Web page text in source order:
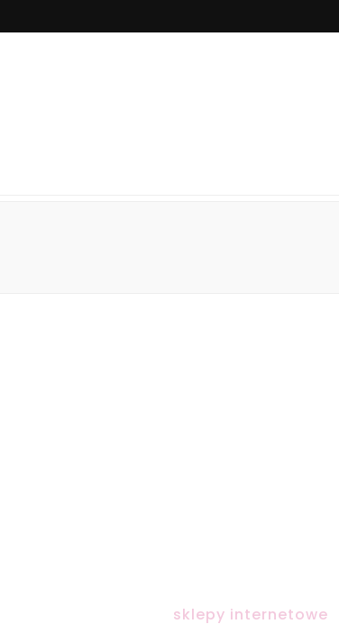
sklepy internetowe